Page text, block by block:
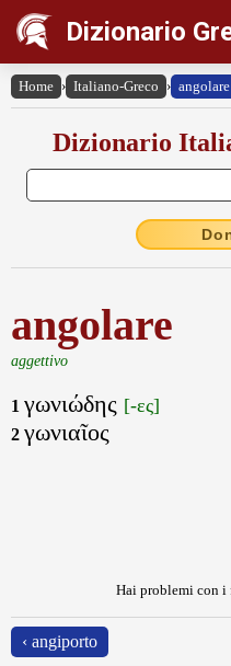
Dizionario
Home › Italiano-Greco › angolare
Dizionario
angolare
aggettivo
1 γωνιώδης [-ες]
2 γωνιαῖος
Hai problemi con i
‹ angiporto